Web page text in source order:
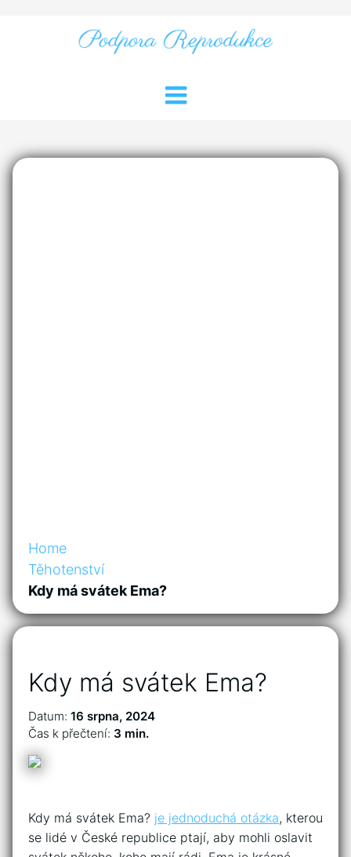
Home
Těhotenství
Kdy má svátek Ema?
Kdy má svátek Ema?
Datum: 16 srpna, 2024
Čas k přečtení: 3 min.
Kdy má svátek Ema? je jednoduchá otázka, kterou
se lidé v České republice ptají, aby mohli oslavit